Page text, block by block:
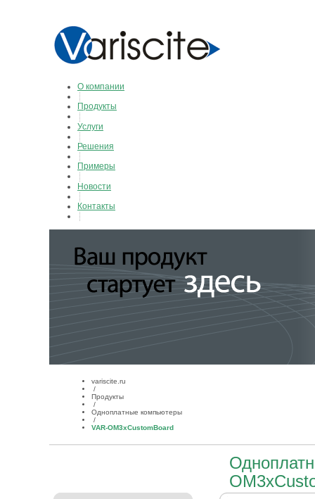
О компании
Продукты
Услуги
Решения
Примеры
Новости
Контакты
variscite.ru
/
Продукты
/
Одноплатные компьютеры
/
VAR-OM3xCustomBoard